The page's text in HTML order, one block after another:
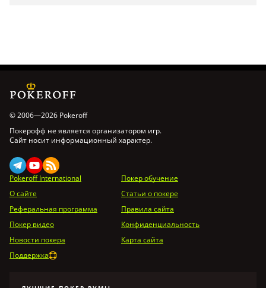
© 2006—2026 Pokeroff
Покерофф не является организатором игр.
Сайт носит информационный характер.
Pokeroff International
Покер обучение
О сайте
Статьи о покере
Реферальная программа
Правила сайта
Покер видео
Конфиденциальность
Новости покера
Карта сайта
Поддержка